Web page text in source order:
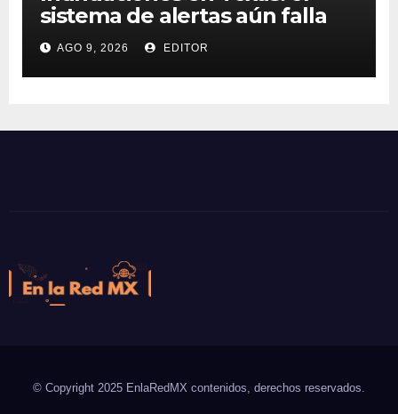
sistema de alertas aún falla
AGO 9, 2026 EDITOR
© Copyright 2025 EnlaRedMX contenidos, derechos reservados.